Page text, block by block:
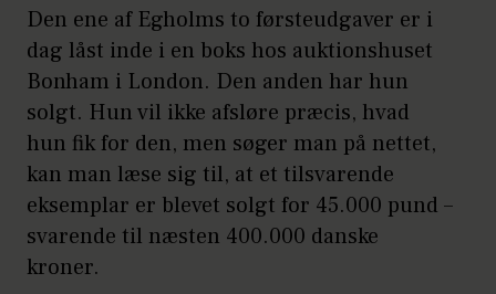
Den ene af Egholms to førsteudgaver er i
dag låst inde i en boks hos auktionshuset
Bonham i London. Den anden har hun
solgt. Hun vil ikke afsløre præcis, hvad
hun fik for den, men søger man på nettet,
kan man læse sig til, at et tilsvarende
eksemplar er blevet solgt for 45.000 pund –
svarende til næsten 400.000 danske
kroner.